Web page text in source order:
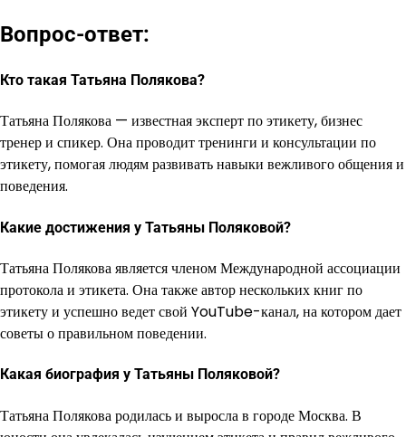
Вопрос-ответ:
Кто такая Татьяна Полякова?
Татьяна Полякова — известная эксперт по этикету, бизнес
тренер и спикер. Она проводит тренинги и консультации по
этикету, помогая людям развивать навыки вежливого общения и
поведения.
Какие достижения у Татьяны Поляковой?
Татьяна Полякова является членом Международной ассоциации
протокола и этикета. Она также автор нескольких книг по
этикету и успешно ведет свой YouTube-канал, на котором дает
советы о правильном поведении.
Какая биография у Татьяны Поляковой?
Татьяна Полякова родилась и выросла в городе Москва. В